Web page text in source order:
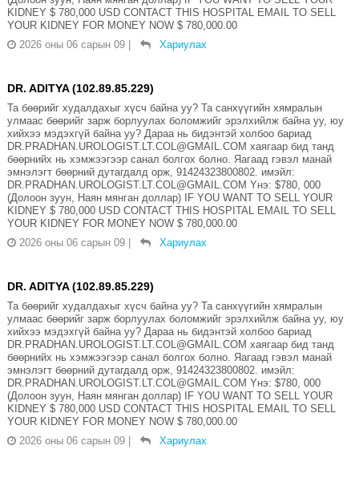
KIDNEY $ 780,000 USD CONTACT THIS HOSPITAL EMAIL TO SELL
YOUR KIDNEY FOR MONEY NOW $ 780,000.00
2026 оны 06 сарын 09 | Хариулах
DR. ADITYA (102.89.85.229)
Та бөөрийг худалдахыг хүсч байна уу? Та санхүүгийн хямралын
улмаас бөөрийг зарж борлуулах боломжийг эрэлхийлж байна уу, юу
хийхээ мэдэхгүй байна уу? Дараа нь бидэнтэй холбоо бариад
DR.PRADHAN.UROLOGIST.LT.COL@GMAIL.COM хаягаар бид танд
бөөрнийх нь хэмжээгээр санал болгох болно. Яагаад гэвэл манай
эмнэлэгт бөөрний дутагдалд орж, 91424323800802. имэйл:
DR.PRADHAN.UROLOGIST.LT.COL@GMAIL.COM Yнэ: $780, 000
(Долоон зуун, Наян мянган доллар) IF YOU WANT TO SELL YOUR
KIDNEY $ 780,000 USD CONTACT THIS HOSPITAL EMAIL TO SELL
YOUR KIDNEY FOR MONEY NOW $ 780,000.00
2026 оны 06 сарын 09 | Хариулах
DR. ADITYA (102.89.85.229)
Та бөөрийг худалдахыг хүсч байна уу? Та санхүүгийн хямралын
улмаас бөөрийг зарж борлуулах боломжийг эрэлхийлж байна уу, юу
хийхээ мэдэхгүй байна уу? Дараа нь бидэнтэй холбоо бариад
DR.PRADHAN.UROLOGIST.LT.COL@GMAIL.COM хаягаар бид танд
бөөрнийх нь хэмжээгээр санал болгох болно. Яагаад гэвэл манай
эмнэлэгт бөөрний дутагдалд орж, 91424323800802. имэйл:
DR.PRADHAN.UROLOGIST.LT.COL@GMAIL.COM Yнэ: $780, 000
(Долоон зуун, Наян мянган доллар) IF YOU WANT TO SELL YOUR
KIDNEY $ 780,000 USD CONTACT THIS HOSPITAL EMAIL TO SELL
YOUR KIDNEY FOR MONEY NOW $ 780,000.00
2026 оны 06 сарын 09 | Хариулах